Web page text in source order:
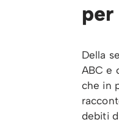
per
Della
ABC e
che in
debiti